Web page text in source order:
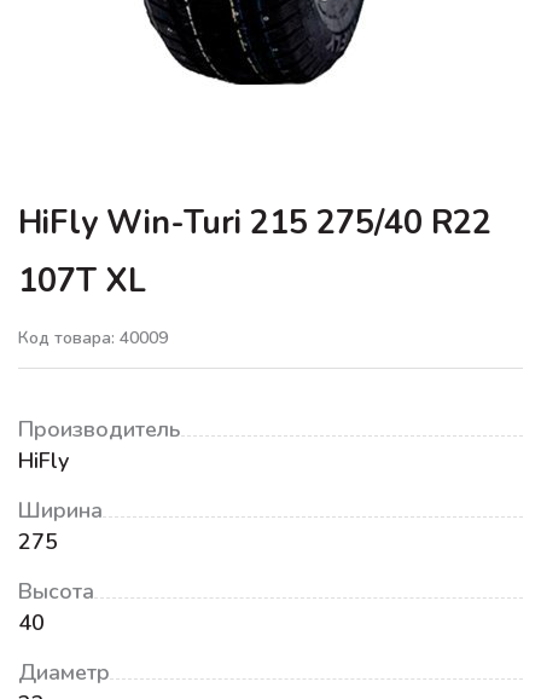
HiFly Win-Turi 215 275/40 R22
107T XL
Код товара: 40009
Производитель
HiFly
Ширина
275
Высота
40
Диаметр